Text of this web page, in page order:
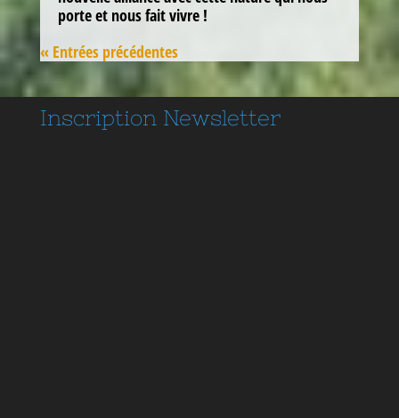
porte et nous fait vivre !
« Entrées précédentes
Inscription Newsletter